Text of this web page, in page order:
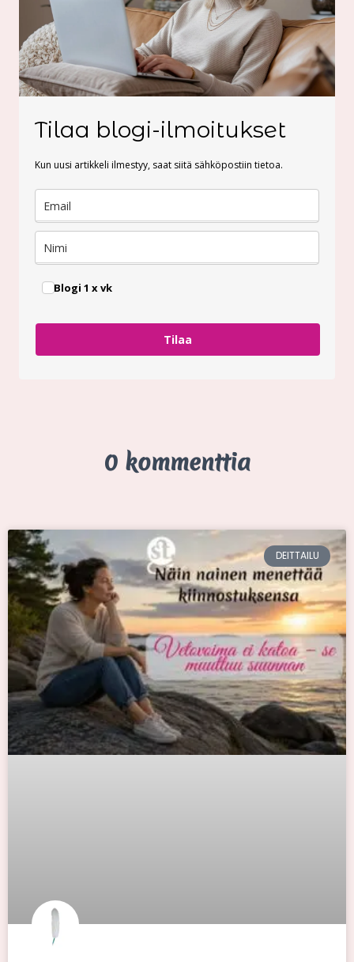
Tilaa blogi-ilmoitukset
Kun uusi artikkeli ilmestyy, saat siitä sähköpostiin tietoa.
Blogi 1 x vk
Tilaa
0 kommenttia
DEITTAILU